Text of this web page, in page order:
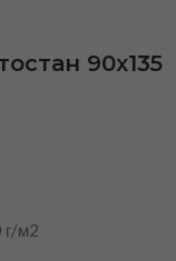
90х135
г/м2